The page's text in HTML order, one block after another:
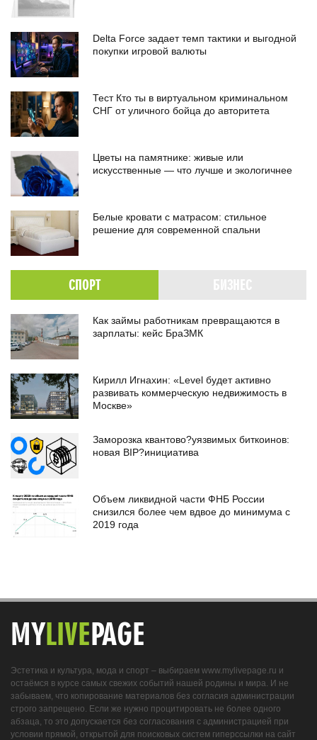
Delta Force задает темп тактики и выгодной
покупки игровой валюты
Тест Кто ты в виртуальном криминальном
СНГ от уличного бойца до авторитета
Цветы на памятнике: живые или
искусственные — что лучше и экологичнее
Белые кровати с матрасом: стильное
решение для современной спальни
СПОРТ
Как займы работникам превращаются в
зарплаты: кейс БраЗМК
Кирилл Игнахин: «Level будет активно
развивать коммерческую недвижимость в
Москве»
Заморозка квантово?уязвимых биткоинов:
новая BIP?инициатива
Объем ликвидной части ФНБ России
снизился более чем вдвое до минимума с
2019 года
MYLIVEPAGE
Эстетика и культура, мода и спорт – выбираем www.mylivepage.ru и
остаёмся в курсе самых свежих событий нашей родины и мира. И не
забываем, что копирование материалов без согласия администрации
строго запрещено. Если же нужно процитировать не более одного
абзаца, то это допускается без согласования с администрацией при
условии прямой, открытой для поисковых систем гиперссылки на сайт